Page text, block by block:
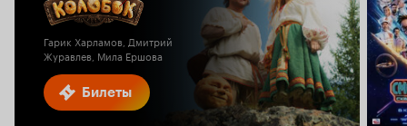
Билеты
Гарик Харламов, Дмитрий
Журавлев, Мила Ершова
6.1